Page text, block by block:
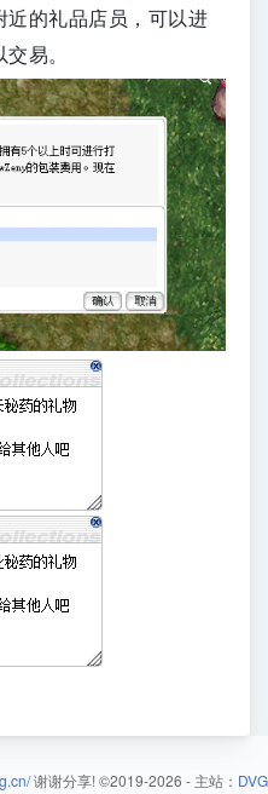
的礼品店员，可以进
易。
谢谢分享!©2019-2026 - 主站： DVG